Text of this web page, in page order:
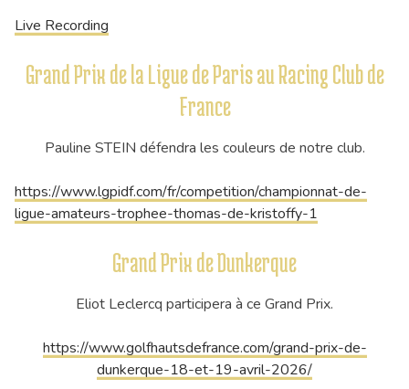
Live Recording
Grand Prix de la Ligue de Paris au Racing Club de
France
Pauline STEIN défendra les couleurs de notre club.
https://www.lgpidf.com/fr/competition/championnat-de-
ligue-amateurs-trophee-thomas-de-kristoffy-1
Grand Prix de Dunkerque
Eliot Leclercq participera à ce Grand Prix.
https://www.golfhautsdefrance.com/grand-prix-de-
dunkerque-18-et-19-avril-2026/